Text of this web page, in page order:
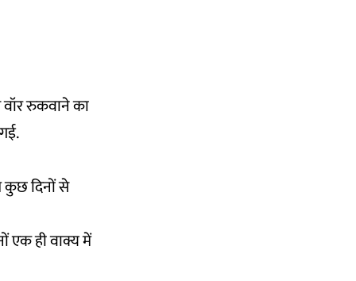
वॉर रुकवाने का
कुछ दिनों से
एक ही वाक्य में